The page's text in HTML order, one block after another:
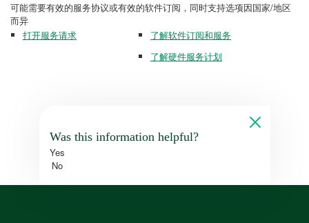
可能需要有效的服务协议或有效的软件订阅，同时支持选项因国家/地区
而异
打开服务请求
了解软件订阅和服务
了解硬件服务计划
Was this information helpful?
Yes
No